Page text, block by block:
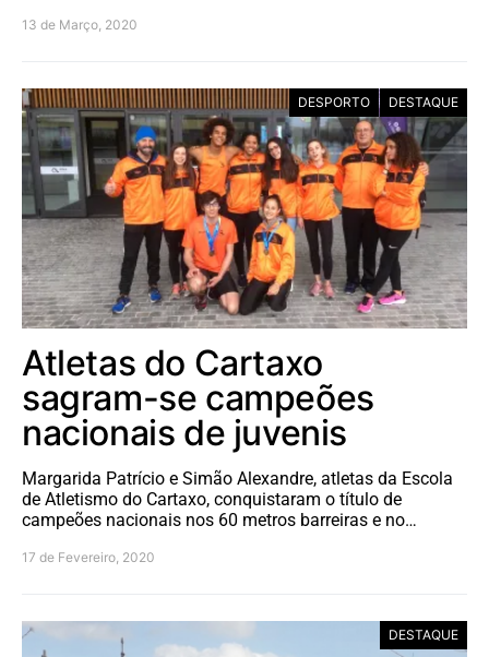
13 de Março, 2020
DESPORTO DESTAQUE
Atletas do Cartaxo
sagram-se campeões
nacionais de juvenis
Margarida Patrício e Simão Alexandre, atletas da Escola
de Atletismo do Cartaxo, conquistaram o título de
campeões nacionais nos 60 metros barreiras e no…
17 de Fevereiro, 2020
DESTAQUE